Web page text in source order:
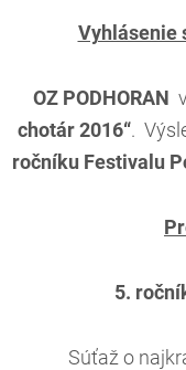
Vyhlásenie
OZ PODHORAN
chotár 2016“.
ročníku Festivalu
5.
Súťaž o